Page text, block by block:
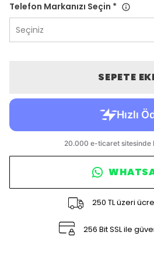
Telefon Markanızı Seçin *
Seçiniz
SEPETE
250 TL üzeri
256 Bit SSL ile